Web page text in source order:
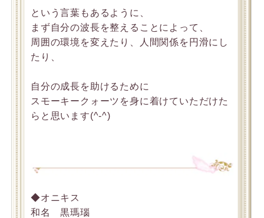
という言葉もあるように、
まず自分の波長を整えることによって、
周囲の環境を変えたり、人間関係を円滑にし
たり、
自分の成長を助けるために
スモーキークォーツを身に着けていただけた
らと思います(^-^)
◆オニキス
和名 黒瑪瑙